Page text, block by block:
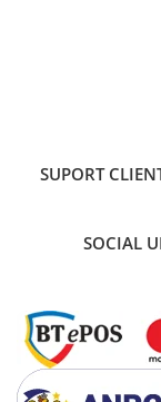
SUPORT
SOCIAL